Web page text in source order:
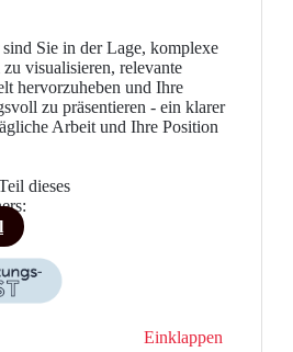
Sie in der Lage, komplexe
visualisieren, relevante
hervorzuheben und Ihre
zu präsentieren - ein klarer
Arbeit und Ihre Position
dieses
Einklappen